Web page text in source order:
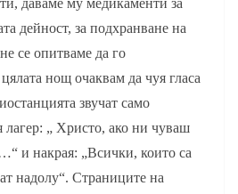
даваме му медикаменти за
дейност, за подхранване на
се опитваме да го
нощ очаквам да чуя гласа
звучат само
лагер: „ Христо, ако ни чуваш
и накрая: „Всички, които са
надолу“. Страниците на